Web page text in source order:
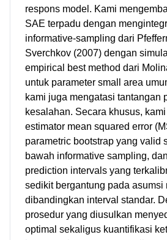
respons model. Kami
SAE terpadu dengan
informative-sampling dari
Sverchkov (2007) dengan
empirical best method dari
untuk parameter small area
kami juga mengatasi tantangan
kesalahan. Secara khusus,
estimator mean squared error
parametric bootstrap yang valid
bawah informative sampling,
prediction intervals yang
sedikit bergantung pada asumsi
dibandingkan interval standar.
prosedur yang diusulkan
optimal sekaligus kuantifikasi